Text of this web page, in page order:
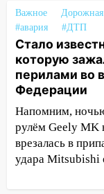
10:00
В
повредил
культуры и
09:20
машину в
09:16 Утро
началось с
мосту
09:10
Важное Дорожная
#авария
#ДТП
Стало
которую
перилами во
Федерации
Напомним,
рулём Geely MK
врезалась в
удара Mitsubishi